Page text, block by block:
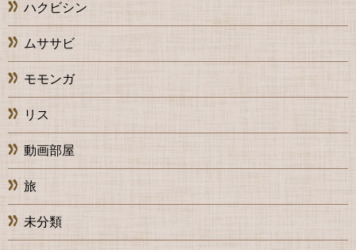
ハクビシン
ムササビ
モモンガ
リス
動画部屋
旅
未分類